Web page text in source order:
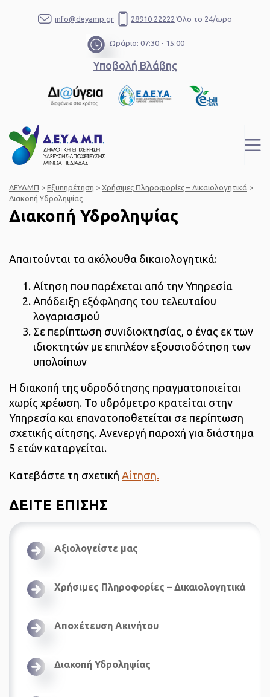
info@deyamp.gr 28910 22222 Όλο το 24/ωρο
Ωράριο: 07:30 - 15:00
Υποβολή Βλάβης
ΔΕΥΑΜΠ > Εξυπηρέτηση > Χρήσιμες Πληροφορίες – Δικαιολογητικά >
Διακοπή Υδροληψίας
Διακοπή Υδροληψίας
Απαιτούνται τα ακόλουθα δικαιολογητικά:
Αίτηση που παρέχεται από την Υπηρεσία
Απόδειξη εξόφλησης του τελευταίου
λογαριασμού
Σε περίπτωση συνιδιοκτησίας, ο ένας εκ των
ιδιοκτητών με επιπλέον εξουσιοδότηση των
υπολοίπων
Η διακοπή της υδροδότησης πραγματοποιείται
χωρίς χρέωση. Το υδρόμετρο κρατείται στην
Υπηρεσία και επανατοποθετείται σε περίπτωση
σχετικής αίτησης. Ανενεργή παροχή για διάστημα
5 ετών καταργείται.
Κατεβάστε τη σχετική Αίτηση.
ΔΕΙΤΕ ΕΠΙΣΗΣ
Αξιολογείστε μας
Χρήσιμες Πληροφορίες – Δικαιολογητικά
Αποχέτευση Ακινήτου
Διακοπή Υδροληψίας